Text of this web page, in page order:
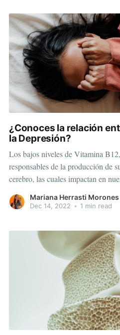
¿Conoces la relación
la Depresión?
Los bajos niveles de Vitamina
responsables de la producción de
cerebro, las cuales impactan en
neurotransmisores como
Mariana Herrasti Morones
Dec 14, 2022 • 1 min read